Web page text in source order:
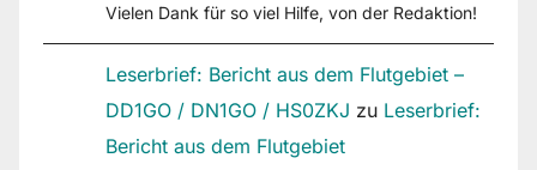
Vielen Dank für so viel Hilfe, von der Redaktion!
Leserbrief: Bericht aus dem Flutgebiet –
DD1GO / DN1GO / HS0ZKJ zu Leserbrief:
Bericht aus dem Flutgebiet